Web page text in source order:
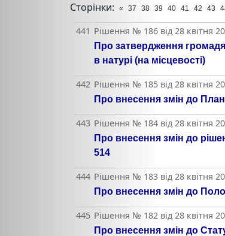
Сторінки: « 37 38 39 40 41 42 43
441 Рішення № 186 від 28 квітня
Про затвердження
в натурі (на місцевості)
442 Рішення № 185 від 28 квітня
Про внесення змін до
443 Рішення № 184 від 28 квітня
Про внесення змін до
514
444 Рішення № 183 від 28 квітня
Про внесення змін до
445 Рішення № 182 від 28 квітня
Про внесення змін до